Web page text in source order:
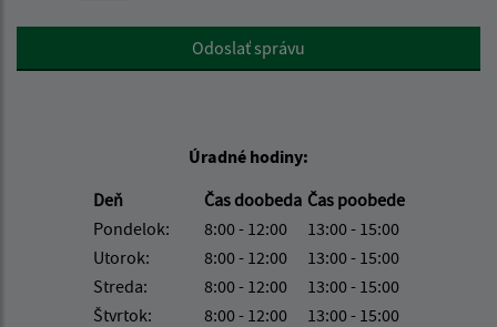
Google reCaptcha ResponseOdoslať správu
Úradné hodiny:
Deň
Čas doobeda Čas poobede
Pondelok:
8:00 - 12:00
13:00 - 15:00
Utorok:
8:00 - 12:00
13:00 - 15:00
Streda:
8:00 - 12:00
13:00 - 15:00
Štvrtok:
8:00 - 12:00
13:00 - 15:00